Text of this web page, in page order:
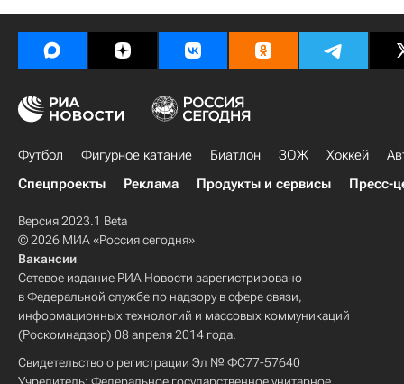
Футбол Фигурное катание Биатлон ЗОЖ Хоккей
Спецпроекты
Реклама Продукты и сервисы Пресс-
Версия 2023.1 Beta
© 2026 МИА «Россия сегодня»
Вакансии
Сетевое издание РИА Новости зарегистрировано
в Федеральной службе по надзору в сфере связи,
информационных технологий и массовых коммуникаций
(Роскомнадзор) 08 апреля 2014 года.
Свидетельство о регистрации Эл № ФС77-57640